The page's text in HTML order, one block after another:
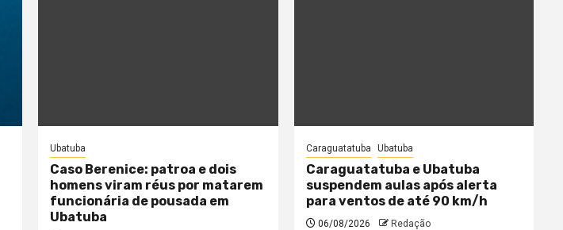
Ubatuba
Caso Berenice: patroa e dois
homens viram réus por matarem
funcionária de pousada em
Ubatuba
Caraguatatuba Ubatuba
Caraguatatuba e Ubatuba
suspendem aulas após alerta
para ventos de até 90 km/h
06/08/2026 Redação